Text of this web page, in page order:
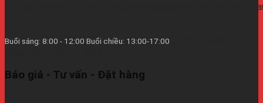
https://vinanetco.com/https://xuongingiare.vn/https://
Buổi sáng: 8:00 - 12:00 Buổi chiều: 13:00-17:00
Báo giá - Tư vấn - Đặt hàng